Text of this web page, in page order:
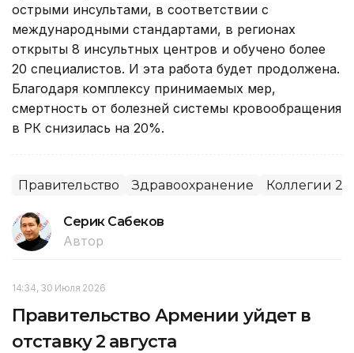
острыми инсультами, в соответствии с
международными стандартами, в регионах
открыты 8 инсультных центров и обучено более
20 специалистов. И эта работа будет продолжена.
Благодаря комплексу принимаемых мер,
смертность от болезней системы кровообращения
в РК снизилась на 20%.
Правительство Здравоохранение Коллегии
Серик Сабеков
Автор
14:34, 30 Июля 2026
Правительство Армении уйдет в
отставку 2 августа